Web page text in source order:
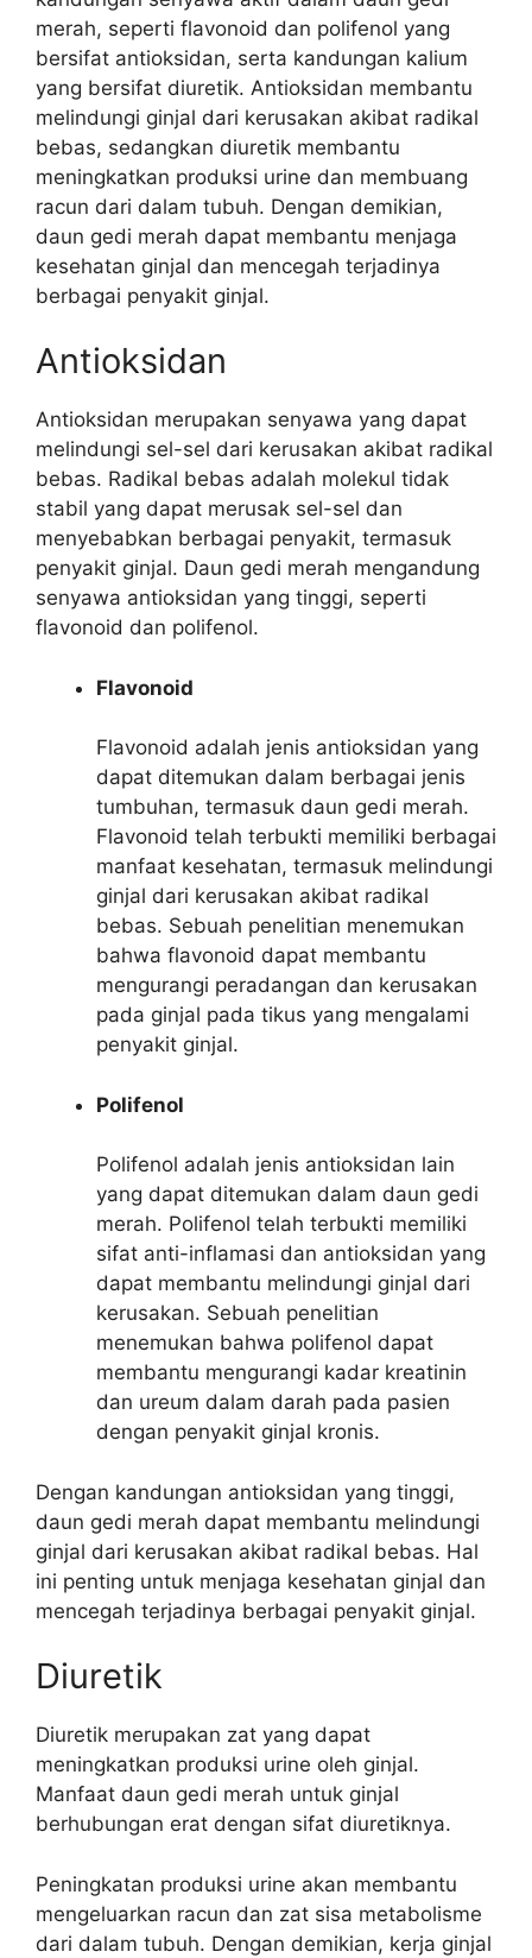
merah, seperti flavonoid dan polifenol yang
bersifat antioksidan, serta kandungan kalium
yang bersifat diuretik. Antioksidan membantu
melindungi ginjal dari kerusakan akibat radikal
bebas, sedangkan diuretik membantu
meningkatkan produksi urine dan membuang
racun dari dalam tubuh. Dengan demikian,
daun gedi merah dapat membantu menjaga
kesehatan ginjal dan mencegah terjadinya
berbagai penyakit ginjal.
Antioksidan
Antioksidan merupakan senyawa yang dapat
melindungi sel-sel dari kerusakan akibat radikal
bebas. Radikal bebas adalah molekul tidak
stabil yang dapat merusak sel-sel dan
menyebabkan berbagai penyakit, termasuk
penyakit ginjal. Daun gedi merah mengandung
senyawa antioksidan yang tinggi, seperti
flavonoid dan polifenol.
Flavonoid
Flavonoid adalah jenis antioksidan yang
dapat ditemukan dalam berbagai jenis
tumbuhan, termasuk daun gedi merah.
Flavonoid telah terbukti memiliki berbagai
manfaat kesehatan, termasuk melindungi
ginjal dari kerusakan akibat radikal
bebas. Sebuah penelitian menemukan
bahwa flavonoid dapat membantu
mengurangi peradangan dan kerusakan
pada ginjal pada tikus yang mengalami
penyakit ginjal.
Polifenol
Polifenol adalah jenis antioksidan lain
yang dapat ditemukan dalam daun gedi
merah. Polifenol telah terbukti memiliki
sifat anti-inflamasi dan antioksidan yang
dapat membantu melindungi ginjal dari
kerusakan. Sebuah penelitian
menemukan bahwa polifenol dapat
membantu mengurangi kadar kreatinin
dan ureum dalam darah pada pasien
dengan penyakit ginjal kronis.
Dengan kandungan antioksidan yang tinggi,
daun gedi merah dapat membantu melindungi
ginjal dari kerusakan akibat radikal bebas. Hal
ini penting untuk menjaga kesehatan ginjal dan
mencegah terjadinya berbagai penyakit ginjal.
Diuretik
Diuretik merupakan zat yang dapat
meningkatkan produksi urine oleh ginjal.
Manfaat daun gedi merah untuk ginjal
berhubungan erat dengan sifat diuretiknya.
Peningkatan produksi urine akan membantu
mengeluarkan racun dan zat sisa metabolisme
dari dalam tubuh. Dengan demikian, kerja ginjal